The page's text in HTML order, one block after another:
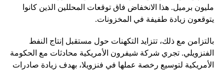
مليون برميل. هذا الانخفاض فاق توقعات المحللين الذين كانوا
يتوقعون زيادة طفيفة في المخزونات.
بالتزامن مع ذلك، تتزايد التكهنات حول مستقبل إنتاج النفط
الفنزويلي. تجري شركة شيفرون الأمريكية محادثات مع الحكومة
الأمريكية لتوسيع رخصة عملها في فنزويلا، بهدف زيادة صادرات